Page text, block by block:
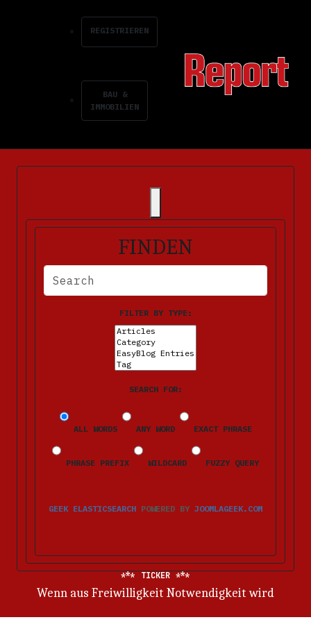
REGISTRIEREN
BAU &
IMMOBILIEN
FINDEN
BITTE FÜLLEN SIE DIE ERFORDERLICHEN FELDER AUS.
FILTER BY TYPE:
SEARCH FOR:
ALL WORDS ANY WORD EXACT PHRASE
PHRASE PREFIX WILDCARD FUZZY QUERY
GEEK ELASTICSEARCH POWERED BY JOOMLAGEEK.COM
TICKER
Wenn aus Freiwilligkeit Notwendigkeit wird